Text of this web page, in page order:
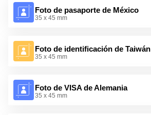
Foto de pasaporte de México
35 x 45 mm
Foto de identificación de Taiwán
35 x 45 mm
Foto de VISA de Alemania
35 x 45 mm